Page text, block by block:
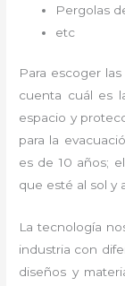
Pergolas
etc
Para escoger las
cuenta cuál es
espacio y
para la
es de 10 años;
que esté al sol y
La tecnología
industria con
diseños y